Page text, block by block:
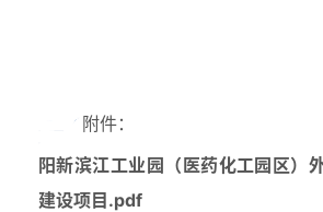
附件：
阳新滨江工业园（医药化工园区）
建设项目.pdf